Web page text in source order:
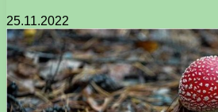
25.11.2022